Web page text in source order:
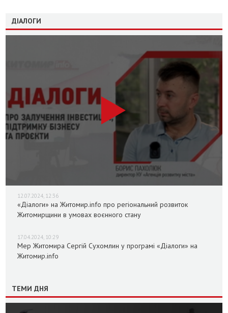
ДІАЛОГИ
12.07.2024, 12:36
«Діалоги» на Житомир.info про регіональний розвиток
Житомирщини в умовах воєнного стану
17.04.2024, 10:29
Мер Житомира Сергій Сухомлин у програмі «Діалоги» на
Житомир.info
ТЕМИ ДНЯ